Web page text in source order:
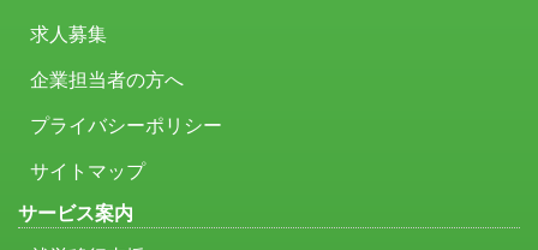
求人募集
企業担当者の方へ
プライバシーポリシー
サイトマップ
サービス案内